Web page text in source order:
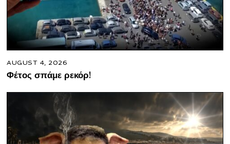
AUGUST 4, 2026
Φέτος σπάμε ρεκόρ!